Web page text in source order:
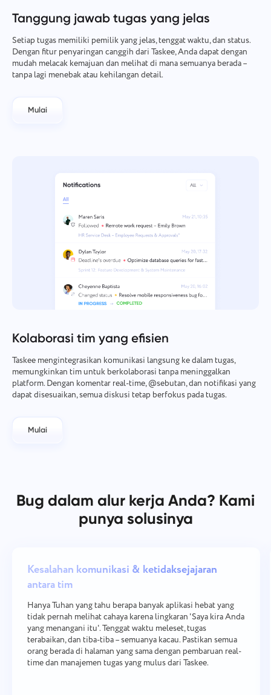
Tanggung jawab tugas yang jelas
Setiap tugas memiliki pemilik yang jelas, tenggat waktu, dan status.
Dengan fitur penyaringan canggih dari Taskee, Anda dapat dengan
mudah melacak kemajuan dan melihat di mana semuanya berada –
tanpa lagi menebak atau kehilangan detail.
Mulai
Kolaborasi tim yang efisien
Taskee mengintegrasikan komunikasi langsung ke dalam tugas,
memungkinkan tim untuk berkolaborasi tanpa meninggalkan
platform. Dengan komentar real-time, @sebutan, dan notifikasi yang
dapat disesuaikan, semua diskusi tetap berfokus pada tugas.
Mulai
Bug dalam alur kerja Anda? Kami
punya solusinya
Kesalahan komunikasi & ketidaksejajaran
antara tim
Hanya Tuhan yang tahu berapa banyak aplikasi hebat yang
tidak pernah melihat cahaya karena lingkaran 'Saya kira Anda
yang menangani itu'. Tenggat waktu meleset, tugas
terabaikan, dan tiba-tiba – semuanya kacau. Pastikan semua
orang berada di halaman yang sama dengan pembaruan real-
time dan manajemen tugas yang mulus dari Taskee.